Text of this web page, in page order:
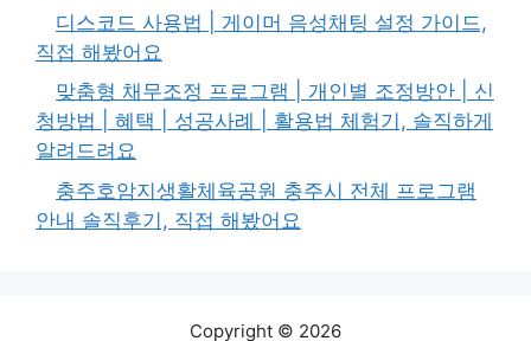
디스코드 사용법 | 게이머 음성채팅 설정 가이드,
직접 해봤어요
맞춤형 채무조정 프로그램 | 개인별 조정방안 | 신
청방법 | 혜택 | 성공사례 | 활용법 체험기, 솔직하게
알려드려요
충주호암지생활체육공원 충주시 전체 프로그램
안내 솔직후기, 직접 해봤어요
Copyright © 2026